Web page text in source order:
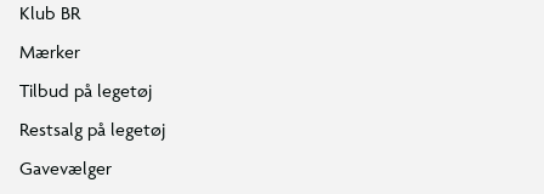
Klub BR
Mærker
Tilbud på legetøj
Restsalg på legetøj
Gavevælger